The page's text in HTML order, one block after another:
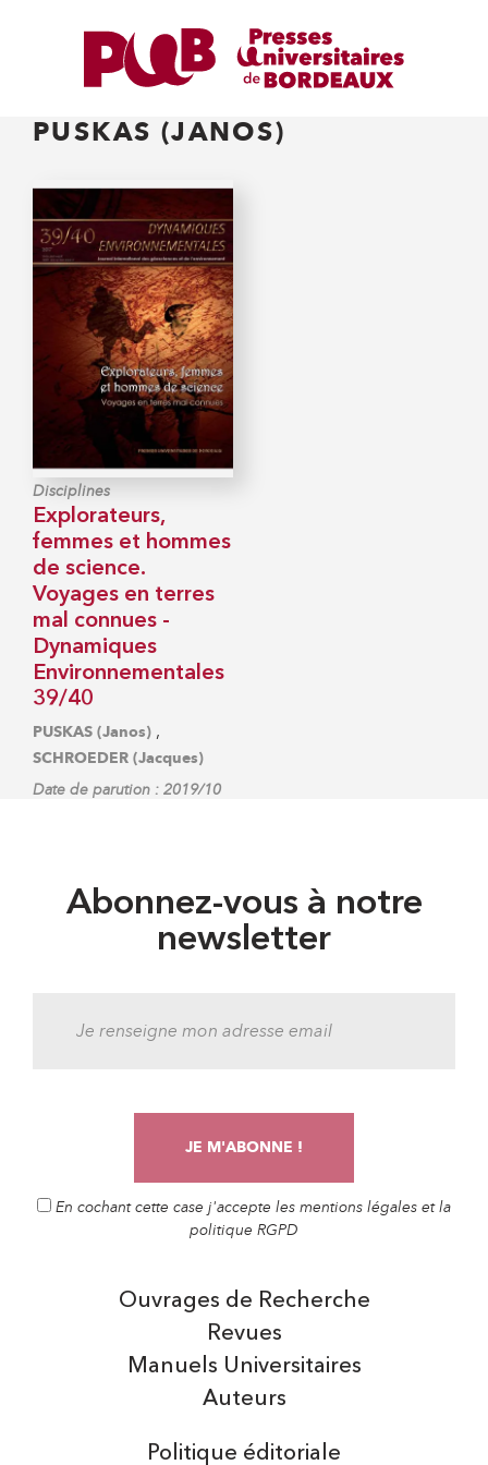
PUSKAS (JANOS)
Disciplines
Explorateurs,
femmes et hommes
de science.
Voyages en terres
mal connues -
Dynamiques
Environnementales
39/40
PUSKAS (Janos) ,
SCHROEDER (Jacques)
Date de parution : 2019/10
Abonnez-vous à notre
newsletter
En cochant cette case j'accepte les mentions légales et la
politique RGPD
Auteurs
Manuels Universitaires
Ouvrages de Recherche
Revues
Politique éditoriale